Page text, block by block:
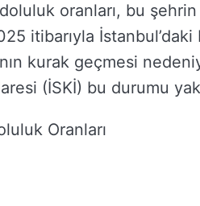
oranları, bu
itibarıyla
kurak geçmesi
(İSKİ) bu durumu
Oranları